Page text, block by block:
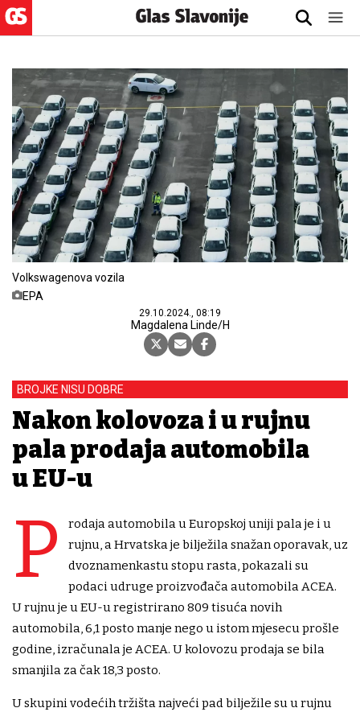
Volkswagenova vozila
EPA
29.10.2024., 08:19
Magdalena Linde/H
BROJKE NISU DOBRE
Nakon kolovoza i u rujnu
pala prodaja automobila
u EU-u
P
rodaja automobila u Europskoj uniji pala je i u
rujnu, a Hrvatska je bilježila snažan oporavak, uz
dvoznamenkastu stopu rasta, pokazali su
podaci udruge proizvođača automobila ACEA.
U rujnu je u EU-u registrirano 809 tisuća novih
automobila, 6,1 posto manje nego u istom mjesecu prošle
godine, izračunala je ACEA. U kolovozu prodaja se bila
smanjila za čak 18,3 posto.
U skupini vodećih tržišta najveći pad bilježile su u rujnu